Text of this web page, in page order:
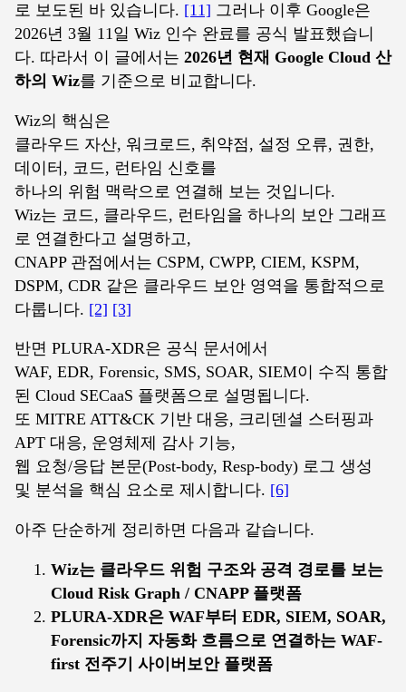
로 보도된 바 있습니다. [11] 그러나 이후 Google은
2026년 3월 11일 Wiz 인수 완료를 공식 발표했습니
다. 따라서 이 글에서는 2026년 현재 Google Cloud 산
하의 Wiz를 기준으로 비교합니다.
Wiz의 핵심은
클라우드 자산, 워크로드, 취약점, 설정 오류, 권한,
데이터, 코드, 런타임 신호를
하나의 위험 맥락으로 연결해 보는 것입니다.
Wiz는 코드, 클라우드, 런타임을 하나의 보안 그래프
로 연결한다고 설명하고,
CNAPP 관점에서는 CSPM, CWPP, CIEM, KSPM,
DSPM, CDR 같은 클라우드 보안 영역을 통합적으로
다룹니다. [2] [3]
반면 PLURA-XDR은 공식 문서에서
WAF, EDR, Forensic, SMS, SOAR, SIEM이 수직 통합
된 Cloud SECaaS 플랫폼으로 설명됩니다.
또 MITRE ATT&CK 기반 대응, 크리덴셜 스터핑과
APT 대응, 운영체제 감사 기능,
웹 요청/응답 본문(Post-body, Resp-body) 로그 생성
및 분석을 핵심 요소로 제시합니다. [6]
아주 단순하게 정리하면 다음과 같습니다.
Wiz는 클라우드 위험 구조와 공격 경로를 보는
Cloud Risk Graph / CNAPP 플랫폼
PLURA-XDR은 WAF부터 EDR, SIEM, SOAR,
Forensic까지 자동화 흐름으로 연결하는 WAF-
first 전주기 사이버보안 플랫폼